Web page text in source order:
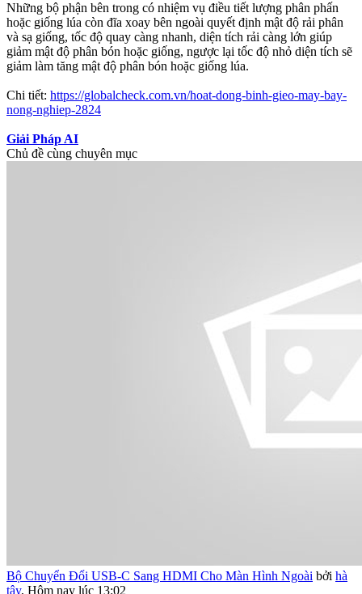
Những bộ phận bên trong có nhiệm vụ điều tiết lượng phân phấn
hoặc giống lúa còn đĩa xoay bên ngoài quyết định mật độ rải phân
và sạ giống, tốc độ quay càng nhanh, diện tích rải càng lớn giúp
giảm mật độ phân bón hoặc giống, ngược lại tốc độ nhỏ diện tích sẽ
giảm làm tăng mật độ phân bón hoặc giống lúa.
Chi tiết: https://globalcheck.com.vn/hoat-dong-binh-gieo-may-bay-
nong-nghiep-2824
Giải Pháp AI
Chủ đề cùng chuyên mục
Bộ Chuyển Đổi USB-C Sang HDMI Cho Màn Hình Ngoài bởi hà
tây, Hôm nay lúc 13:02